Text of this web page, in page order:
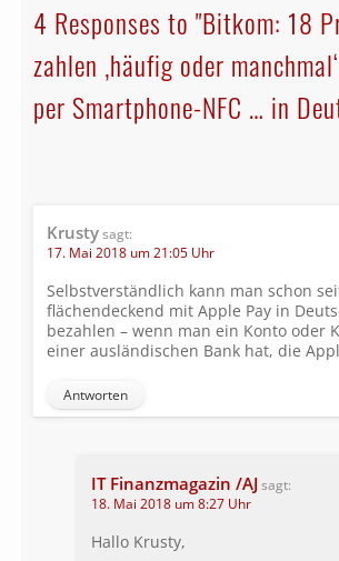
4 Responses to "Bitkom: 18
zahlen ‚häufig oder
per Smartphone-NFC … in
Krustysagt:
17. Mai 2018 um 21:05 Uhr
Selbstverständlich kann man schon
flächendeckend mit Apple Pay in
bezahlen – wenn man ein Konto oder
einer ausländischen Bank hat, die
Antworten
IT Finanzmagazin /AJsagt:
18. Mai 2018 um 8:27 Uhr
Hallo Krusty,